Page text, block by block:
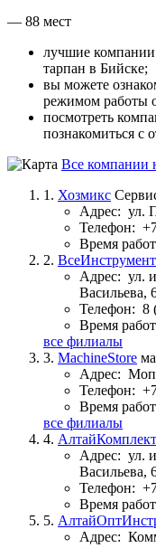
— 88 мест
лучшие компании
тарпан в Бийске;
вы можете
режимом работы
посмотреть
познакомиться с
Все компании
1. Хозмикс
Адрес: ул.
Телефон:
Время
2.
Адрес: ул.
Васильева,
Телефон: 8
Время
все филиалы
3. MachineStore
Адрес:
Телефон:
Время
все филиалы
4. АлтайКомплект
Адрес: ул.
Васильева,
Телефон:
Время
5.
Адрес: